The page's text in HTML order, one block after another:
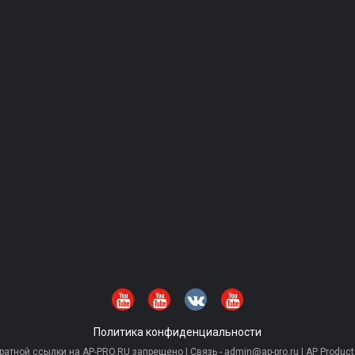
Политика конфиденциальности
ссылки на AP-PRO.RU запрещено | Связь - admin@ap-pro.ru | AP